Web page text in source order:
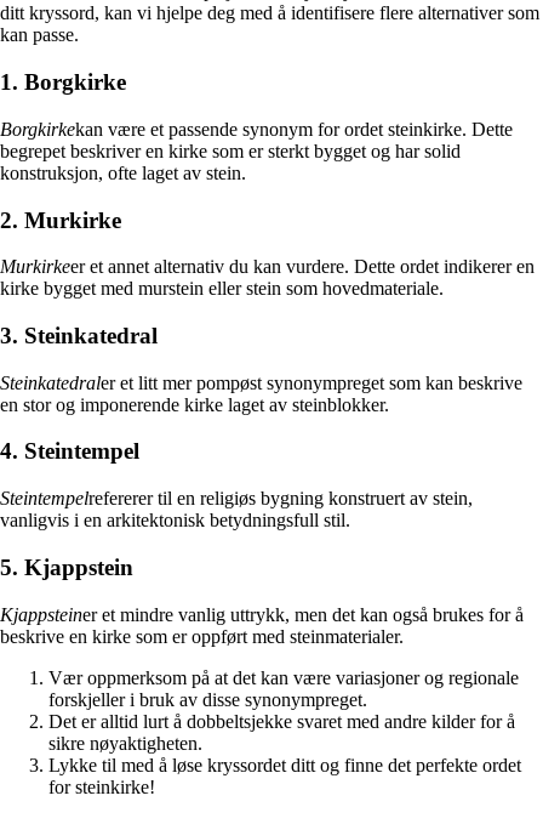
ditt kryssord, kan vi hjelpe deg med å identifisere flere alternativer som
kan passe.
1. Borgkirke
Borgkirkekan være et passende synonym for ordet steinkirke. Dette
begrepet beskriver en kirke som er sterkt bygget og har solid
konstruksjon, ofte laget av stein.
2. Murkirke
Murkirkeer et annet alternativ du kan vurdere. Dette ordet indikerer en
kirke bygget med murstein eller stein som hovedmateriale.
3. Steinkatedral
Steinkatedraler et litt mer pompøst synonympreget som kan beskrive
en stor og imponerende kirke laget av steinblokker.
4. Steintempel
Steintempelrefererer til en religiøs bygning konstruert av stein,
vanligvis i en arkitektonisk betydningsfull stil.
5. Kjappstein
Kjappsteiner et mindre vanlig uttrykk, men det kan også brukes for å
beskrive en kirke som er oppført med steinmaterialer.
Vær oppmerksom på at det kan være variasjoner og regionale
forskjeller i bruk av disse synonympreget.
Det er alltid lurt å dobbeltsjekke svaret med andre kilder for å
sikre nøyaktigheten.
Lykke til med å løse kryssordet ditt og finne det perfekte ordet
for steinkirke!